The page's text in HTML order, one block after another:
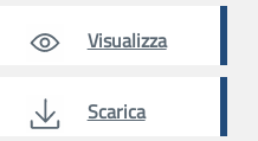
Visualizza
Scarica